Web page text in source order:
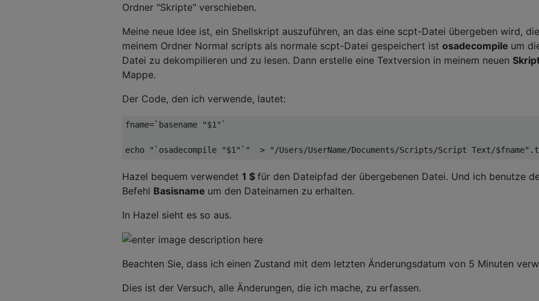
Ordner "Skripte" verschieben.
Meine neue Idee ist, ein Shellskript auszuführen, an das eine scpt-Datei übergeben wird,
meinem Ordner Normal scripts als normale scpt-Datei gespeichert ist osadecompile um
Datei zu dekompilieren und zu lesen. Dann erstelle eine Textversion in meinem neuen
Mappe.
Der Code, den ich verwende, lautet:
fname=`basename "$1"`
Hazel bequem verwendet 1 $ für den Dateipfad der übergebenen Datei. Und ich benutze
Befehl Basisname um den Dateinamen zu erhalten.
In Hazel sieht es so aus.
Beachten Sie, dass ich einen Zustand mit dem letzten Änderungsdatum von 5 Minuten
Dies ist der Versuch, alle Änderungen, die ich mache, zu erfassen.